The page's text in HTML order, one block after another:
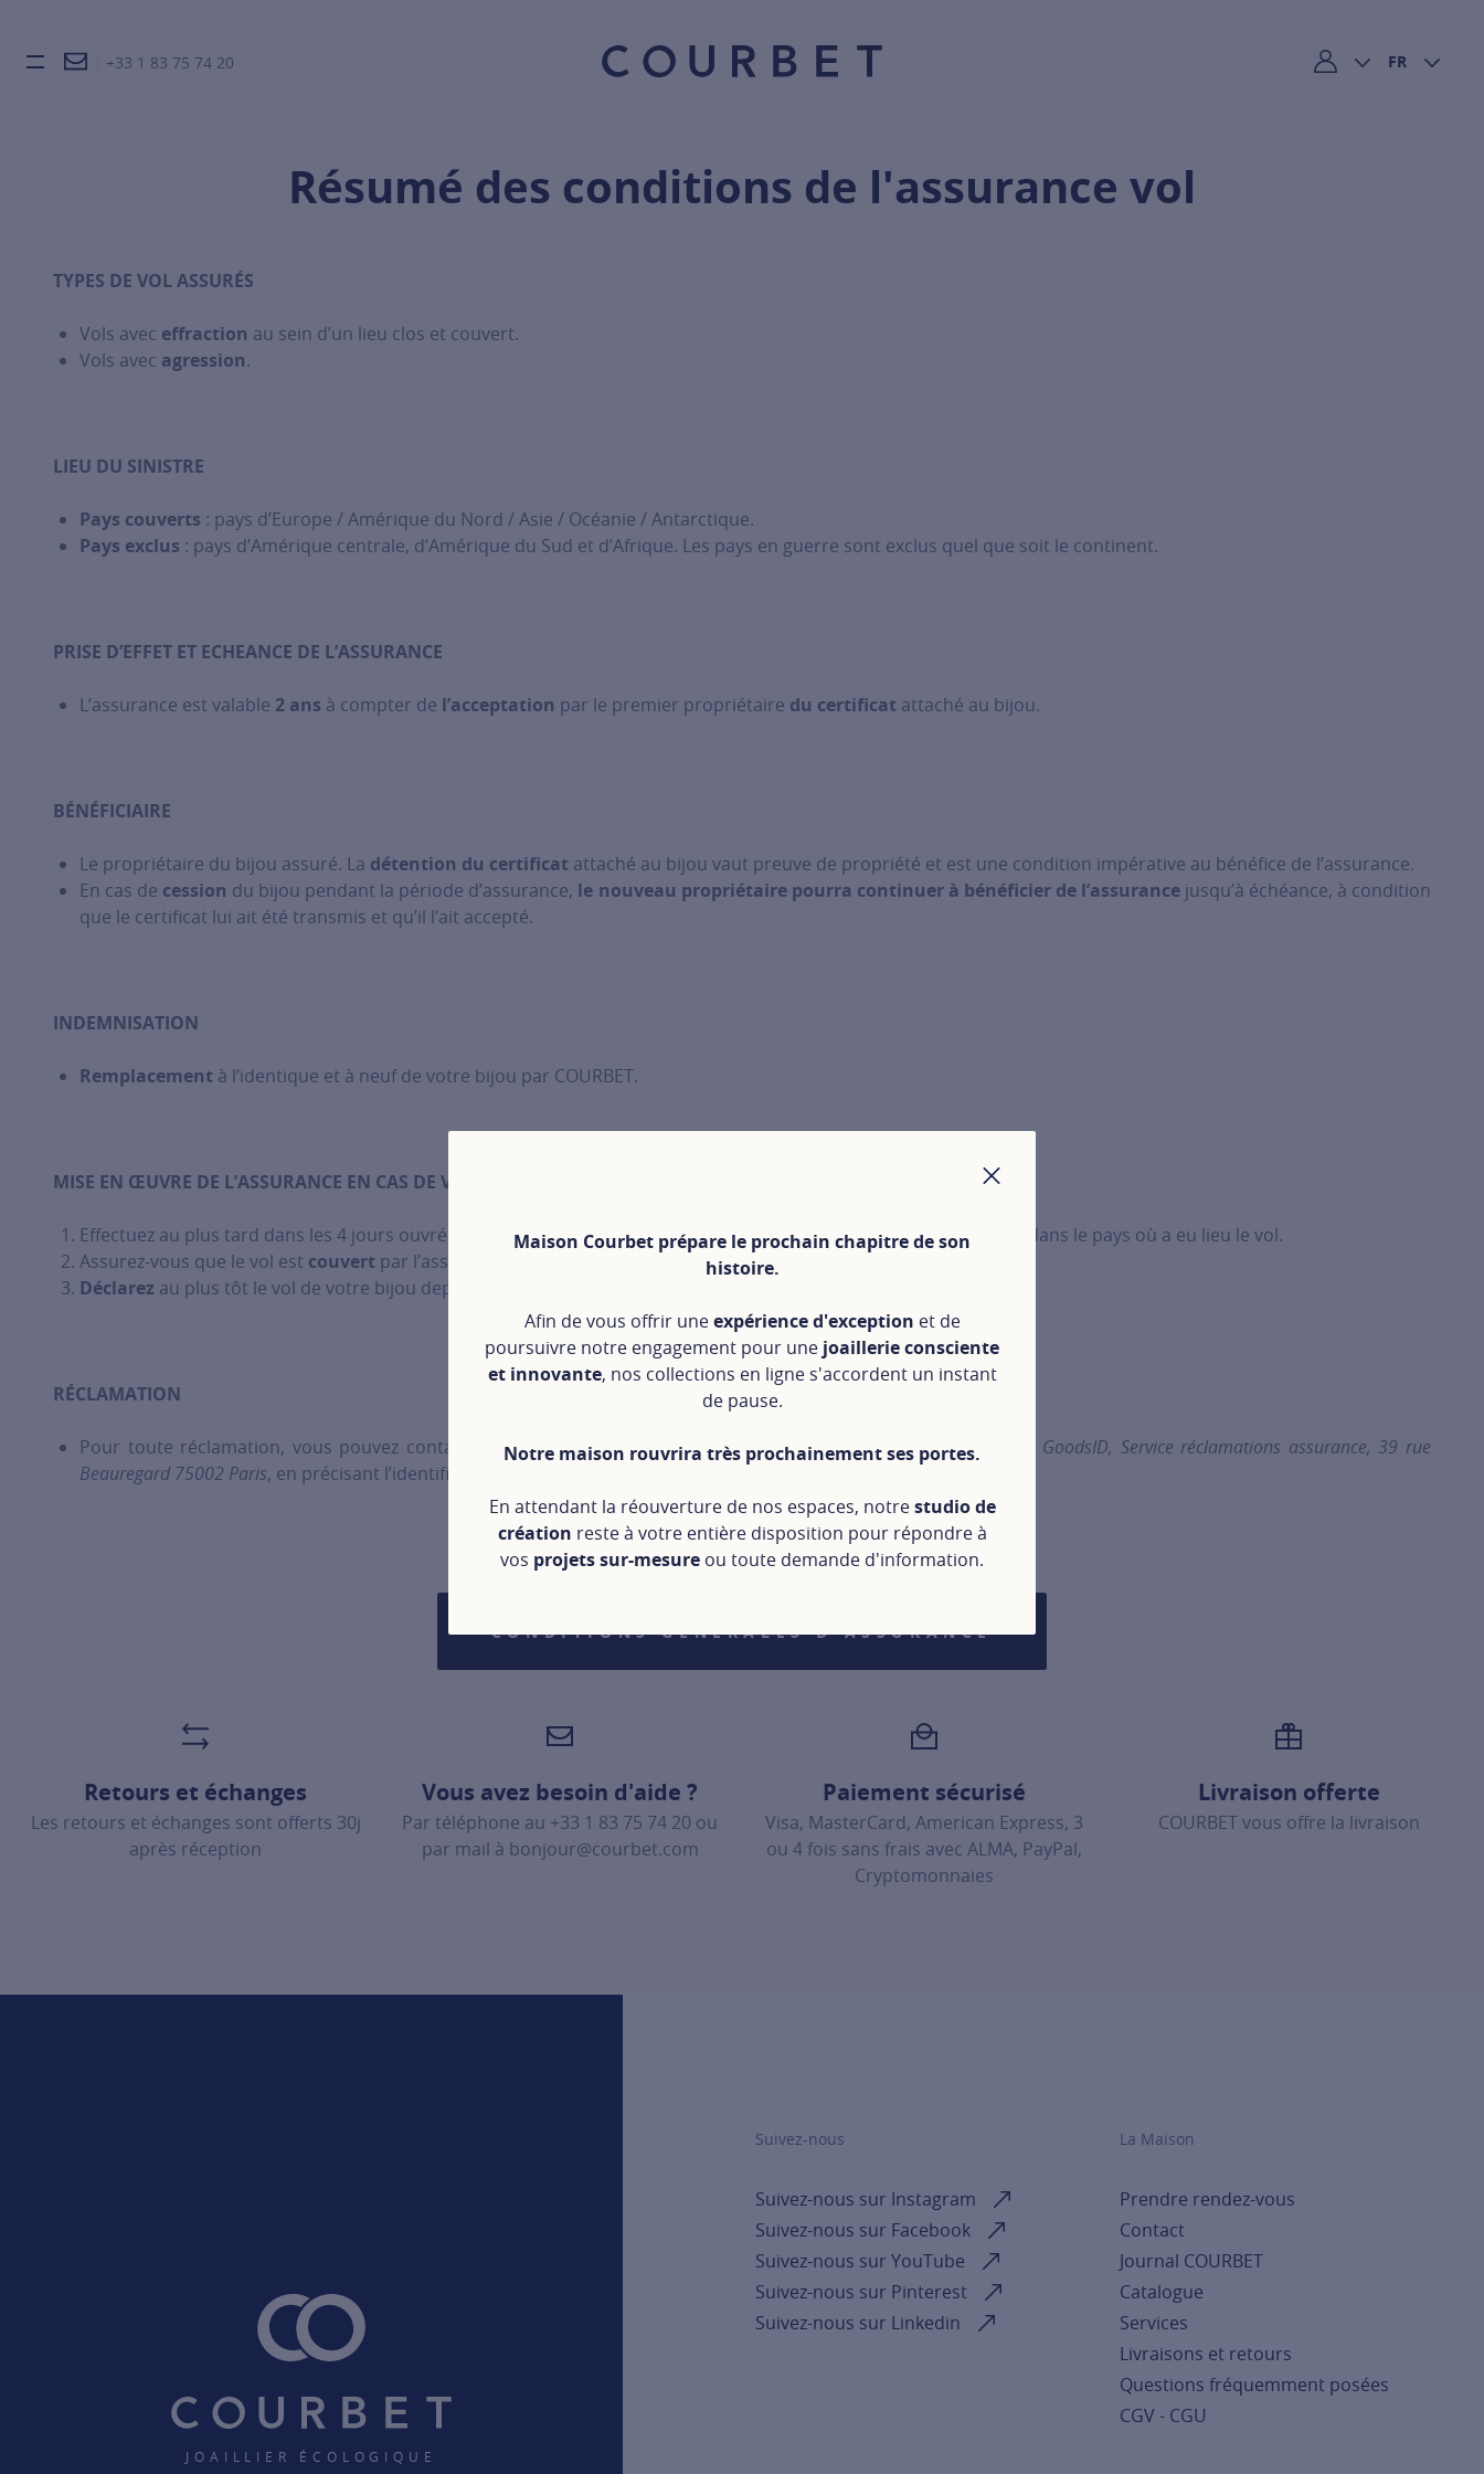
FERMER
Maison Courbet prépare le prochain chapitre de son
histoire.
Afin de vous offrir uneexpérience d'exception et de
poursuivre notre engagement pour une joaillerie consciente
et innovante, nos collections en ligne s'accordent un instant
de pause.
Notre maison rouvrira très prochainement ses portes.
En attendant la réouverture de nos espaces, notrestudio de
création reste à votre entière disposition pour répondre à
vos projets sur-mesure ou toute demande d'information.
Burger toggle menu
+33 1 83 75 74 20 Mon compte
FR
Résumé des conditions de l'assurance vol
TYPES DE VOL ASSURÉS
Vols avec effraction au sein d’un lieu clos et couvert.
Vols avec agression.
LIEU DU SINISTRE
Pays couverts : pays d’Europe / Amérique du Nord / Asie / Océanie / Antarctique.
Pays exclus : pays d’Amérique centrale, d’Amérique du Sud et d’Afrique. Les pays en guerre sont exclus quel que soit le continent.
PRISE D’EFFET ET ECHEANCE DE L’ASSURANCE
L’assurance est valable 2 ans à compter de l’acceptation par le premier propriétaire du certificat attaché au bijou.
BÉNÉFICIAIRE
Le propriétaire du bijou assuré. La détention du certificat attaché au bijou vaut preuve de propriété et est une condition impérative au bénéfice de l’assurance.
En cas de cession du bijou pendant la période d’assurance, le nouveau propriétaire pourra continuer à bénéficier de l’assurancejusqu’à échéance, à condition
que le certificat lui ait été transmis et qu’il l’ait accepté.
INDEMNISATION
Remplacement à l’identique et à neuf de votre bijou par COURBET.
MISE EN ŒUVRE DE L’ASSURANCE EN CAS DE VOL
Effectuez au plus tard dans les 4 jours ouvrés un dépôt de plainteauprès des services de police les plus proches, dans le pays où a eu lieu le vol.
Assurez-vous que le vol est couvert par l’assurance.
Déclarez au plus tôt le vol de votre bijou depuis ce certificat.
RÉCLAMATION
Pour toute réclamation, vous pouvez contacter GoodsID par courriel :assurance@goodsid.ioou voie postale : GoodsID, Service réclamations assurance, 39 rue
Beauregard 75002 Paris, en précisant l’identifiant du certificat ou le numéro de série de votre bijou.
CONDITIONS GÉNÉRALES D'ASSURANCE
Retours et échanges
Les retours et échanges sont offerts 30j
après réception
Vous avez besoin d'aide ?
Par téléphone au +33 1 83 75 74 20 ou
par mail à bonjour@courbet.com
Paiement sécurisé
Visa, MasterCard, American Express, 3
ou 4 fois sans frais avec ALMA, PayPal,
Cryptomonnaies
Livraison offerte
COURBET vous offre la livraison
JOAILLIER ÉCOLOGIQUE
Suivez-nous
Suivez-nous sur Instagram
Suivez-nous sur Facebook
Suivez-nous sur YouTube
Suivez-nous sur Pinterest
Suivez-nous sur Linkedin
La Maison
Prendre rendez-vous
Contact
Journal COURBET
Catalogue
Services
Livraisons et retours
Questions fréquemment posées
CGV - CGU